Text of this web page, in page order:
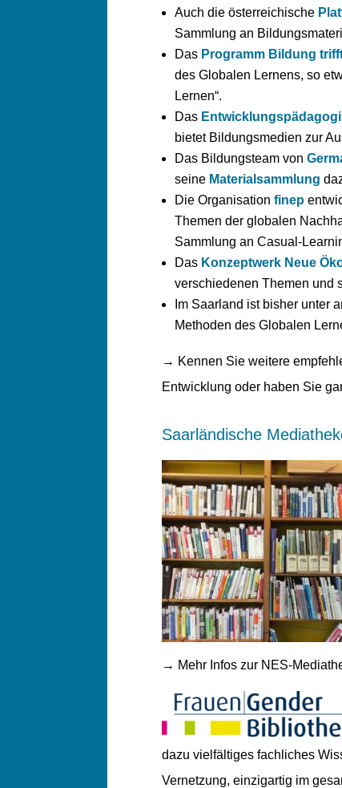
Auch die österreichische
Sammlung an
Das Programm Bildung
des Globalen Lernens, so
Lernen“.
Das Entwicklungsp
bietet Bildungsmedien zur
Das Bildungsteam von
seine Materialsammlung
Die Organisation finep
Themen der globalen
Sammlung an Casual-
Das Konzeptwerk Neue
verschiedenen Themen und
Im Saarland ist bisher unter
Methoden des Globalen
→ Kennen Sie weitere
Entwicklung oder haben Sie
Saarländische
→ Mehr Infos zur NES-
dazu vielfältiges fachliches
Vernetzung, einzigartig im